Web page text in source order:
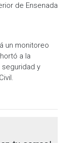
de Ensenada
un monitoreo
a la
y